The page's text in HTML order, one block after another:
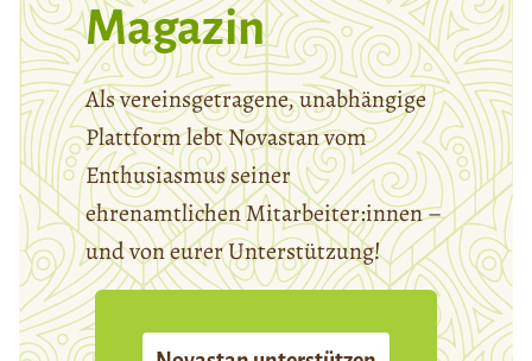
Magazin
Als vereinsgetragene, unabhängige
Plattform lebt Novastan vom
Enthusiasmus seiner
ehrenamtlichen Mitarbeiter:innen –
und von eurer Unterstützung!